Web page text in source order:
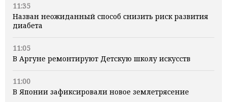
11:35
Назван неожиданный способ снизить риск развития
диабета
11:05
В Аргуне ремонтируют Детскую школу искусств
11:00
В Японии зафиксировали новое землетрясение